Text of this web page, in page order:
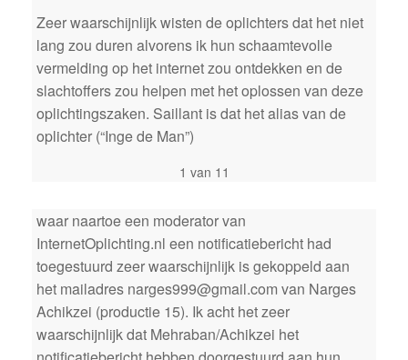
Zeer waarschijnlijk wisten de oplichters dat het niet
lang zou duren alvorens ik hun schaamtevolle
vermelding op het internet zou ontdekken en de
slachtoffers zou helpen met het oplossen van deze
oplichtingszaken. Saillant is dat het alias van de
oplichter (“Inge de Man”)
1 van 11
waar naartoe een moderator van
InternetOplichting.nl een notificatiebericht had
toegestuurd zeer waarschijnlijk is gekoppeld aan
het mailadres narges999@gmail.com van Narges
Achikzei (productie 15). Ik acht het zeer
waarschijnlijk dat Mehraban/Achikzei het